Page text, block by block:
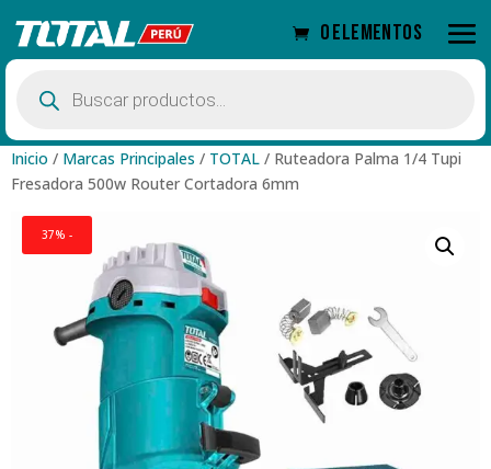
0 elementos
productos
Inicio / Marcas Principales / TOTAL / Ruteadora Palma 1/4 Tupi
Fresadora 500w Router Cortadora 6mm
37% -